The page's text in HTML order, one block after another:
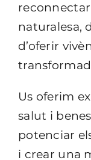
naturalesa,
d’oferir
Us oferim
salut i
potenciar
i crear una